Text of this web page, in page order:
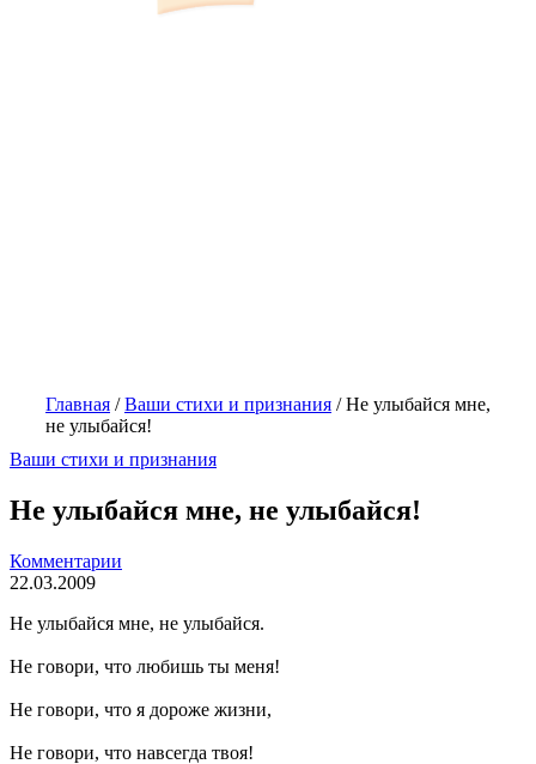
Главная /Ваши стихи и признания /Не улыбайся мне,
не улыбайся!
Ваши стихи и признания
Не улыбайся мне, не улыбайся!
Комментарии
22.03.2009
Не улыбайся мне, не улыбайся.
Не говори, что любишь ты меня!
Не говори, что я дороже жизни,
Не говори, что навсегда твоя!